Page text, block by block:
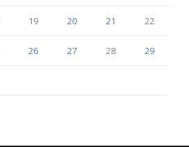
19 20 21 22
26 27 28 29